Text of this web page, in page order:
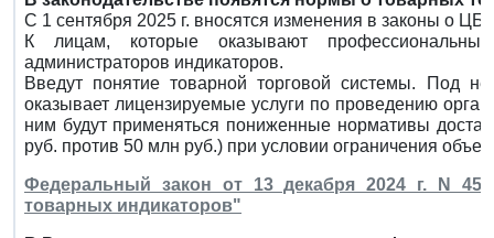
С 1 сентября 2025 г. вносятся изменения в законы о ЦБ
К лицам, которые оказывают
администраторов индикаторов.
Введут понятие товарной торговой системы. Под
оказывает лицензируемые услуги по проведению
ним будут применяться пониженные нормативы
руб. против 50 млн руб.) при условии ограничения
Федеральный закон от 13 декабря 2024 г. N
товарных индикаторов"